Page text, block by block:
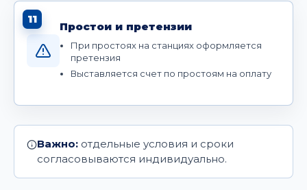
11
Простои и претензии
При простоях на станциях оформляется
претензия
Выставляется счет по простоям на оплату
Важно: отдельные условия и сроки
согласовываются индивидуально.